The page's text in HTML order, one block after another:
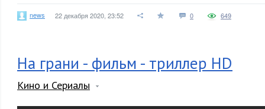
news 22 декабря 2020, 23:52 0 649
На грани - фильм - триллер HD
Кино и Сериалы